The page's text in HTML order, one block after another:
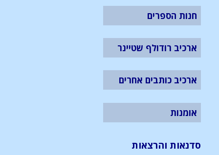
חנות הספרים
ארכיב רודולף שטיינר
ארכיב כותבים אחרים
אומנות
סדנאות והרצאות